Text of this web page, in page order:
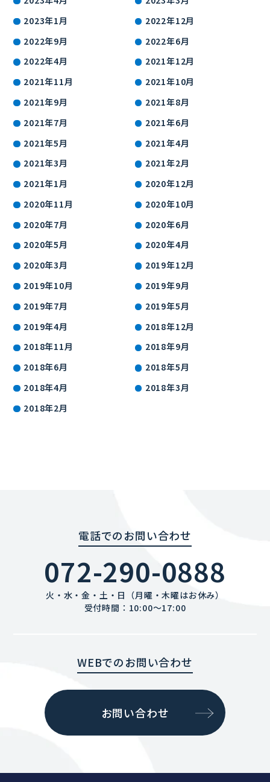
2023年1月
2022年12月
2022年9月
2022年6月
2022年4月
2021年12月
2021年11月
2021年10月
2021年9月
2021年8月
2021年7月
2021年6月
2021年5月
2021年4月
2021年3月
2021年2月
2021年1月
2020年12月
2020年11月
2020年10月
2020年7月
2020年6月
2020年5月
2020年4月
2020年3月
2019年12月
2019年10月
2019年9月
2019年7月
2019年5月
2019年4月
2018年12月
2018年11月
2018年9月
2018年6月
2018年5月
2018年4月
2018年3月
2018年2月
電話でのお問い合わせ
072-290-0888
火・水・金・土・日（月曜・木曜はお休み）
受付時間：10:00〜17:00
WEBでのお問い合わせ
お問い合わせ